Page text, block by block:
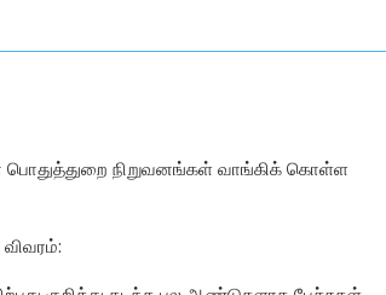
பொதுத்துறை நிறுவனங்கள் வாங்கிக் கொள்ள